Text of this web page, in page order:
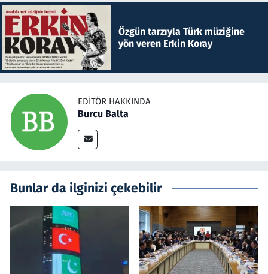
Özgün tarzıyla Türk müziğine
yön veren Erkin Koray
EDITÖR HAKKINDA
Burcu Balta
Bunlar da ilginizi çekebilir